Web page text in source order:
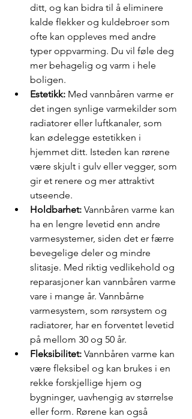
ditt, og kan bidra til å eliminere
kalde flekker og kuldebroer som
ofte kan oppleves med andre
typer oppvarming. Du vil føle deg
mer behagelig og varm i hele
boligen.
Estetikk: Med vannbåren varme er
det ingen synlige varmekilder som
radiatorer eller luftkanaler, som
kan ødelegge estetikken i
hjemmet ditt. Isteden kan rørene
være skjult i gulv eller vegger, som
gir et renere og mer attraktivt
utseende.
Holdbarhet: Vannbåren varme kan
ha en lengre levetid enn andre
varmesystemer, siden det er færre
bevegelige deler og mindre
slitasje. Med riktig vedlikehold og
reparasjoner kan vannbåren varme
vare i mange år. Vannbårne
varmesystem, som rørsystem og
radiatorer, har en forventet levetid
på mellom 30 og 50 år.
Fleksibilitet: Vannbåren varme kan
være fleksibel og kan brukes i en
rekke forskjellige hjem og
bygninger, uavhengig av størrelse
eller form. Rørene kan også